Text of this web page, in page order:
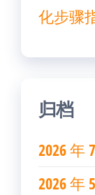
化步骤
归档
2026 年
2026 年